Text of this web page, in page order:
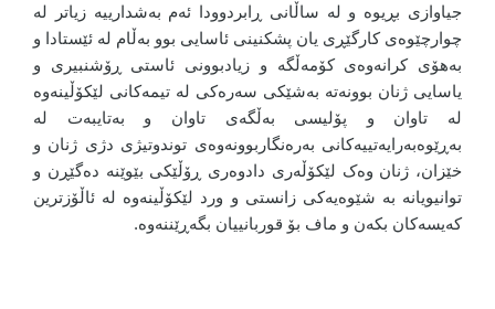
جیاوازی بڕیوە و لە ساڵانی ڕابردوودا ئەم بەشدارییە زیاتر لە
چوارچێوەی کارگێڕی یان پشکنینی ئاسایی بوو بەڵام لە ئێستادا و
بەهۆی کرانەوەی کۆمەڵگە و زیادبوونی ئاستی ڕۆشنبیری و
یاسایی ژنان بوونەتە بەشێکی سەرەکی لە تیمەکانی لێکۆڵینەوە
لە تاوان و پۆلیسی بەڵگەی تاوان و بەتایبەت لە
بەڕێوەبەرایەتییەکانی بەرەنگاربوونەوەی توندوتیژی دژی ژنان و
خێزان، ژنان وەک لێکۆڵەری دادوەری ڕۆڵێکی بێوێنە دەگێڕن و
توانیویانە بە شێوەیەکی زانستی و ورد لێکۆڵینەوە لە ئاڵۆزترین
کەیسەکان بکەن و ماف بۆ قوربانییان بگەڕێننەوە.